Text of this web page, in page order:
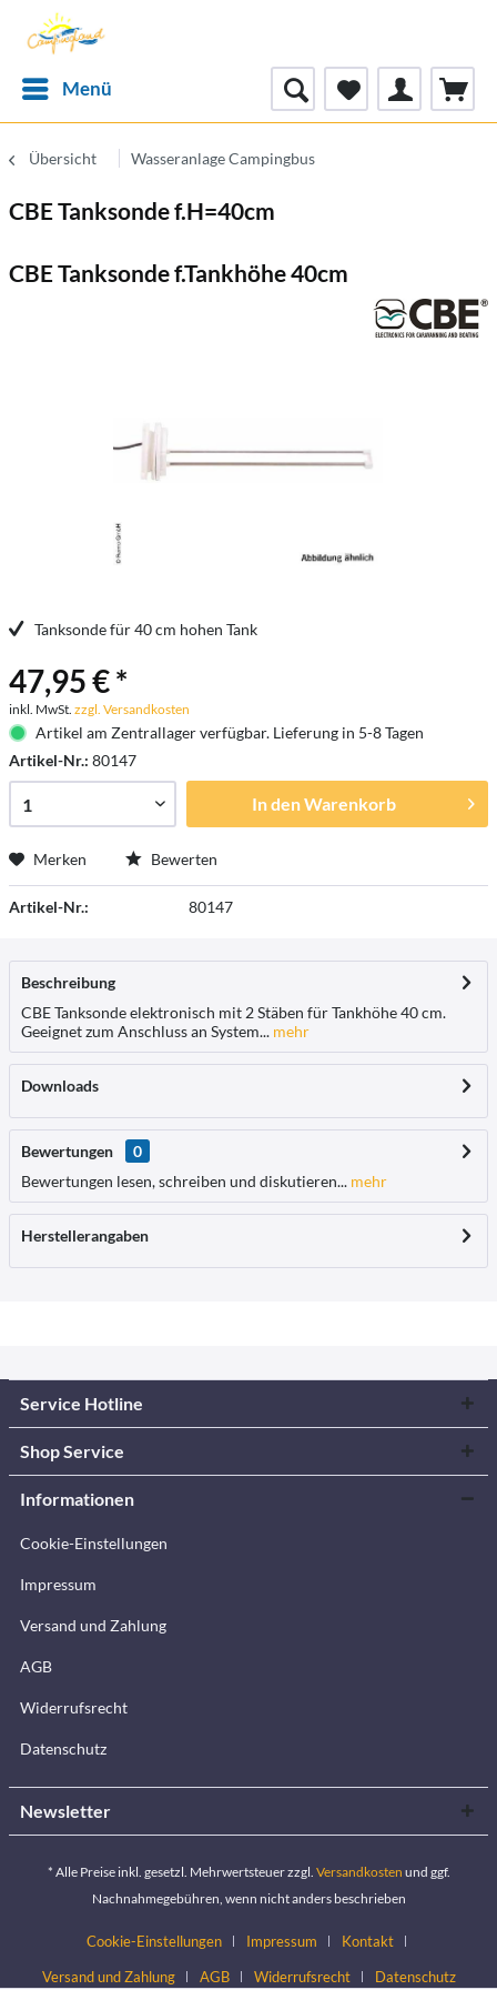
Menü
Übersicht Wasseranlage Campingbus
CBE Tanksonde f.H=40cm
CBE Tanksonde f.Tankhöhe 40cm
Tanksonde für 40 cm hohen Tank
47,95 € *
inkl. MwSt. zzgl. Versandkosten
Artikel am Zentrallager verfügbar. Lieferung in 5-8 Tagen
Artikel-Nr.: 80147
In denWarenkorb
Merken Bewerten
Artikel-Nr.: 80147
Beschreibung
CBE Tanksonde elektronisch mit 2 Stäben für Tankhöhe 40 cm.
Geeignet zum Anschluss an System... mehr
Downloads
Bewertungen
0
Bewertungen lesen, schreiben und diskutieren... mehr
Herstellerangaben
Service Hotline
Shop Service
Informationen
Cookie-Einstellungen
Impressum
Versand und Zahlung
AGB
Widerrufsrecht
Datenschutz
Newsletter
* Alle Preise inkl. gesetzl. Mehrwertsteuer zzgl. Versandkosten und ggf.
Nachnahmegebühren, wenn nicht anders beschrieben
Cookie-Einstellungen Impressum
Kontakt
Versand und Zahlung
AGB Widerrufsrecht Datenschutz